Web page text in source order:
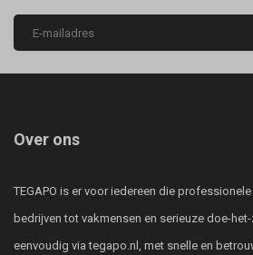
Over ons
TEGAPO is er voor iedereen die
bedrijven tot vakmensen en serieuze doe-
eenvoudig via tegapo.nl, met snelle en